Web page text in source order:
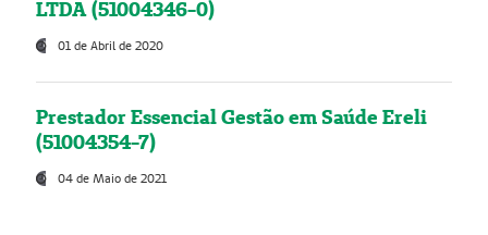
LTDA (51004346-0)
01 de Abril de 2020
Prestador Essencial Gestão em Saúde Ereli
(51004354-7)
04 de Maio de 2021